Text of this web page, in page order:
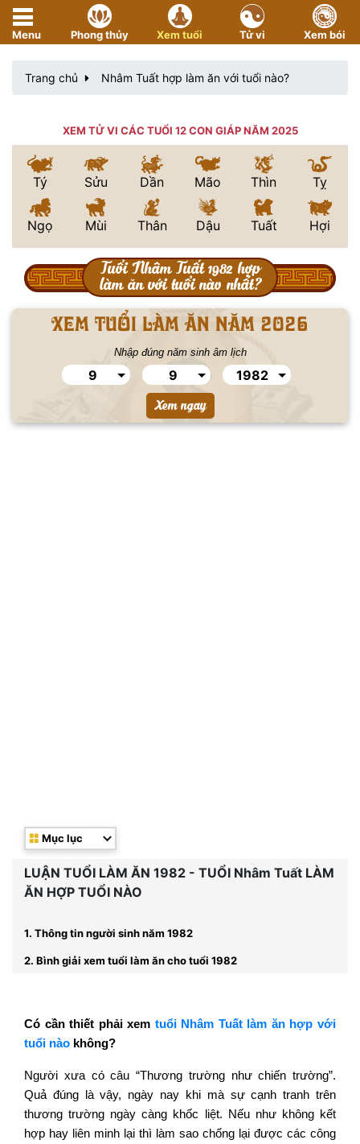
Menu Phong thủy Xem tuổi Tử vi Xem bói
Trang chủ Nhâm Tuất hợp làm ăn với tuổi nào?
XEM TỬ VI CÁC TUỔI 12 CON GIÁP NĂM 2025
Tý Sửu Dần Mão Thìn Tỵ
Ngọ Mùi Thân Dậu Tuất Hợi
Tuổi Nhâm Tuất 1982 hợp
làm ăn với tuổi nào nhất?
xem tuổi làm ăn năm 2026
Nhập đúng năm sinh âm lịch
Mục lục
LUẬN TUỔI LÀM ĂN 1982 - TUỔI Nhâm Tuất LÀM
ĂN HỢP TUỔI NÀO
1. Thông tin người sinh năm 1982
2. Bình giải xem tuổi làm ăn cho tuổi 1982
Có cần thiết phải xem tuổi Nhâm Tuất làm ăn hợp với
tuổi nào không?
Người xưa có câu “Thương trường như chiến trường”.
Quả đúng là vậy, ngày nay khi mà sự cạnh tranh trên
thương trường ngày càng khốc liệt. Nếu như không kết
hợp hay liên minh lại thì làm sao chống lại được các công